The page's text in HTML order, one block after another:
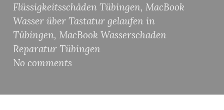
Flüssigkeitsschäden Tübingen, MacBook
Wasser über Tastatur gelaufen in
Tübingen, MacBook Wasserschaden
Reparatur Tübingen
No comments